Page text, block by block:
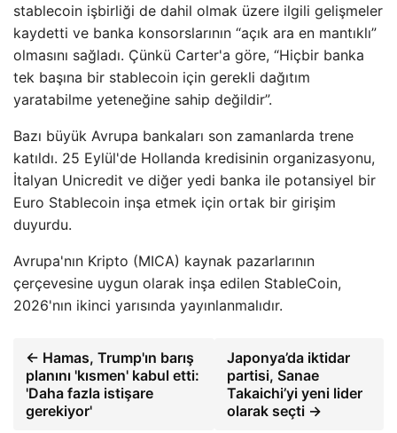
stablecoin işbirliği de dahil olmak üzere ilgili gelişmeler
kaydetti ve banka konsorslarının “açık ara en mantıklı”
olmasını sağladı. Çünkü Carter'a göre, “Hiçbir banka
tek başına bir stablecoin için gerekli dağıtım
yaratabilme yeteneğine sahip değildir”.
Bazı büyük Avrupa bankaları son zamanlarda trene
katıldı. 25 Eylül'de Hollanda kredisinin organizasyonu,
İtalyan Unicredit ve diğer yedi banka ile potansiyel bir
Euro Stablecoin inşa etmek için ortak bir girişim
duyurdu.
Avrupa'nın Kripto (MICA) kaynak pazarlarının
çerçevesine uygun olarak inşa edilen StableCoin,
2026'nın ikinci yarısında yayınlanmalıdır.
← Hamas, Trump'ın barış
planını 'kısmen' kabul etti:
'Daha fazla istişare
gerekiyor'
Japonya’da iktidar
partisi, Sanae
Takaichi’yi yeni lider
olarak seçti →